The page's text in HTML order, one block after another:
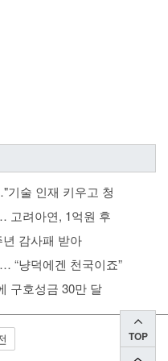
술 인재 키우고 청
고려아연, 1억원 후
감사패 받아
“냥덕에겐 천국이죠”
구호성금 30만 달
TOP